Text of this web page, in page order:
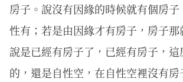
房子。說沒有因緣的時候就有個房子
性有；若是由因緣才有房子，房子那
說是已經有房子了，已經有房子，
的，還是自性空，在自性空裡沒有